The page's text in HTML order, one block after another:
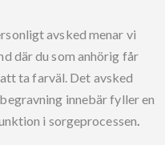
avsked menar vi
där du som anhörig får
ta farväl. Det avsked
innebär fyller en
i sorgeprocessen.